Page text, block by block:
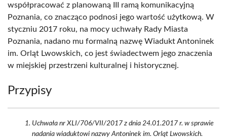
współpracować z planowaną III ramą komunikacyjną
Poznania, co znacząco podnosi jego wartość użytkową. W
styczniu 2017 roku, na mocy uchwały Rady Miasta
Poznania, nadano mu formalną nazwę Wiadukt Antoninek
im. Orląt Lwowskich, co jest świadectwem jego znaczenia
w miejskiej przestrzeni kulturalnej i historycznej.
Przypisy
Uchwała nr XLI/706/VII/2017 z dnia 24.01.2017 r. w sprawie
nadania wiaduktowi nazwy Antoninek im. Orląt Lwowskich.